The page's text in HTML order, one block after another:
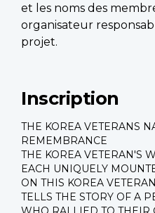
et les noms des
organisateur
projet.
Inscription
THE KOREA VETERANS
REMEMBRANCE
THE KOREA VETERAN'S
EACH UNIQUELY
ON THIS KOREA
TELLS THE STORY OF A